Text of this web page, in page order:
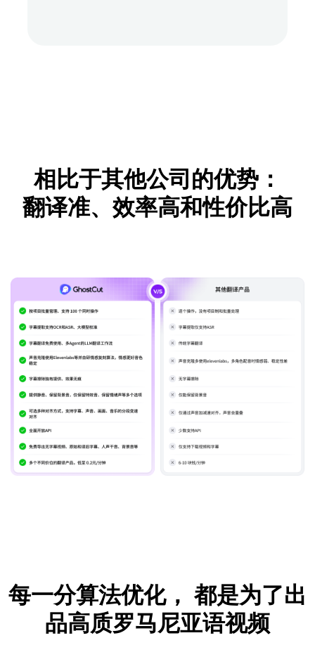
相比于其他公司的优势：
翻译准、效率高和性价比高
每一分算法优化， 都是为了出
品高质罗马尼亚语视频